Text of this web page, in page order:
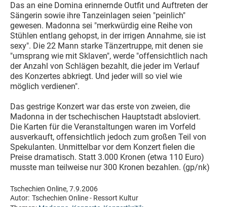
Das an eine Domina erinnernde Outfit und Auftreten der
Sängerin sowie ihre Tanzeinlagen seien "peinlich"
gewesen. Madonna sei "merkwürdig eine Reihe von
Stühlen entlang gehopst, in der irrigen Annahme, sie ist
sexy". Die 22 Mann starke Tänzertruppe, mit denen sie
"umsprang wie mit Sklaven", werde "offensichtlich nach
der Anzahl von Schlägen bezahlt, die jeder im Verlauf
des Konzertes abkriegt. Und jeder will so viel wie
möglich verdienen".
Das gestrige Konzert war das erste von zweien, die
Madonna in der tschechischen Hauptstadt absloviert.
Die Karten für die Veranstaltungen waren im Vorfeld
ausverkauft, offensichtlich jedoch zum großen Teil von
Spekulanten. Unmittelbar vor dem Konzert fielen die
Preise dramatisch. Statt 3.000 Kronen (etwa 110 Euro)
musste man teilweise nur 300 Kronen bezahlen. (gp/nk)
Tschechien Online, 7.9.2006
Autor: Tschechien Online - Ressort Kultur